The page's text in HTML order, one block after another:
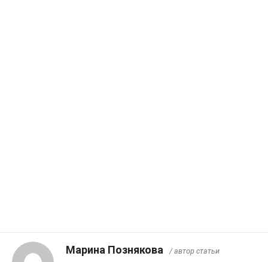
Марина Познякова / автор статьи